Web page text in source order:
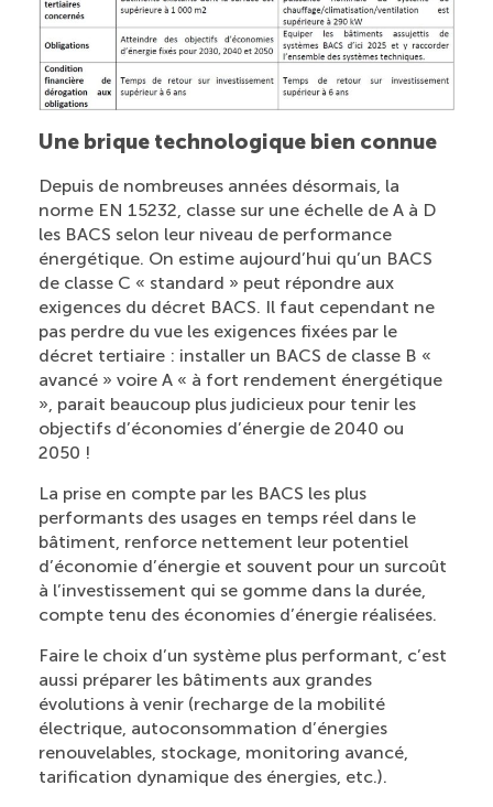
Une brique technologique bien connue
Depuis de nombreuses années désormais, la
norme EN 15232, classe sur une échelle de A à D
les BACS selon leur niveau de performance
énergétique. On estime aujourd’hui qu’un BACS
de classe C « standard » peut répondre aux
exigences du décret BACS. Il faut cependant ne
pas perdre du vue les exigences fixées par le
décret tertiaire : installer un BACS de classe B «
avancé » voire A « à fort rendement énergétique
», parait beaucoup plus judicieux pour tenir les
objectifs d’économies d’énergie de 2040 ou
2050 !
La prise en compte par les BACS les plus
performants des usages en temps réel dans le
bâtiment, renforce nettement leur potentiel
d’économie d’énergie et souvent pour un surcoût
à l’investissement qui se gomme dans la durée,
compte tenu des économies d’énergie réalisées.
Faire le choix d’un système plus performant, c’est
aussi préparer les bâtiments aux grandes
évolutions à venir (recharge de la mobilité
électrique, autoconsommation d’énergies
renouvelables, stockage, monitoring avancé,
tarification dynamique des énergies, etc.).